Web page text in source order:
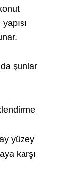
şunlar
yüzey
karşı